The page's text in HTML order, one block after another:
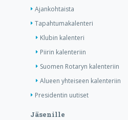
Ajankohtaista
Tapahtumakalenteri
Klubin kalenteri
Piirin kalenteriin
Suomen Rotaryn kalenteriin
Alueen yhteiseen kalenteriin
Presidentin uutiset
Jäsenille